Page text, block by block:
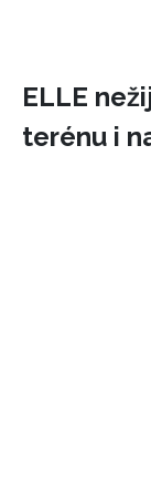
ELLE
terénu i